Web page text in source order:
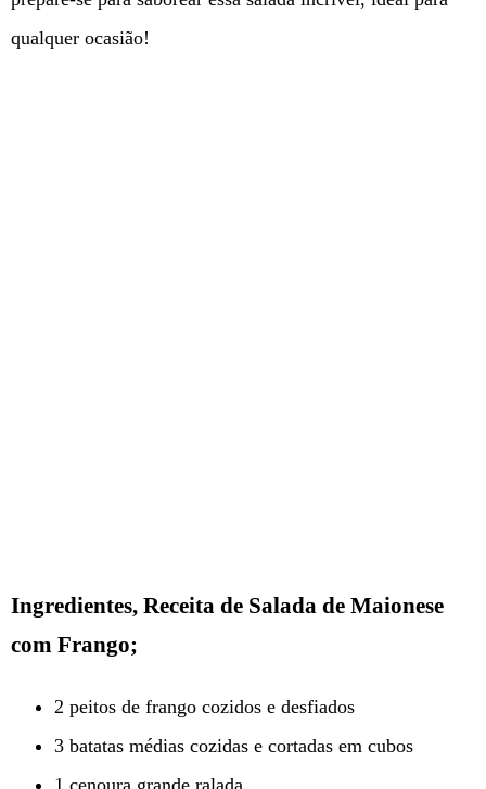
qualquer ocasião!
Ingredientes, Receita de Salada de Maionese
com Frango;
2 peitos de frango cozidos e desfiados
3 batatas médias cozidas e cortadas em cubos